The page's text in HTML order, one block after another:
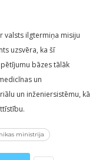
valsts ilgtermiņa misiju
uzsvēra, ka šī
bāzes tālāk
un
un inženiersistēmu, kā
ministrija